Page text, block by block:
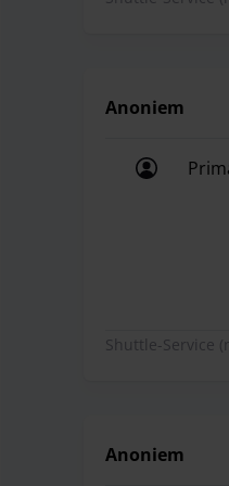
Anoniem
Shuttle-Service
Anoniem